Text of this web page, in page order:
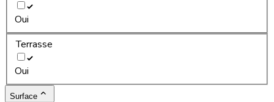
Oui
Terrasse
Oui
Surface